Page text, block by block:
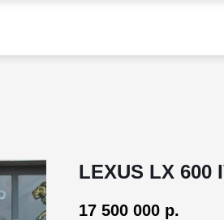
LEXUS LX 600
17 500 000 р.